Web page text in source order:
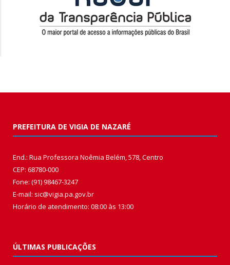
PREFEITURA DE VIGIA DE NAZARÉ
End.: Rua Professora Noêmia Belém, 578, Centro
CEP: 68780-000
Fone: (91) 98467-3247
E-mail: sic@vigia.pa.gov.br
Horário de atendimento: 08:00 às 13:00
ÚLTIMAS PUBLICAÇÕES